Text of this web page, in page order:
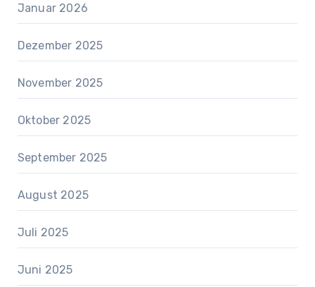
Januar 2026
Dezember 2025
November 2025
Oktober 2025
September 2025
August 2025
Juli 2025
Juni 2025